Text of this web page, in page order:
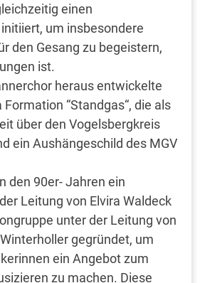
einen
um insbesondere
den Gesang zu begeistern,
ist.
heraus entwickelte
“Standgas“, die als
über den Vogelsbergkreis
ein Aushängeschild des MGV
den 90er- Jahren ein
Leitung von Elvira Waldeck
unter der Leitung von
gegründet, um
ein Angebot zum
zu machen. Diese